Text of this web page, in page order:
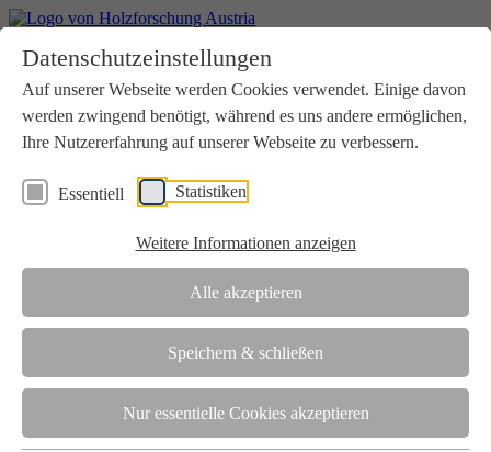
Datenschutzeinstellungen
Auf unserer Webseite werden Cookies verwendet. Einige davon
werden zwingend benötigt, während es uns andere ermöglichen,
Ihre Nutzererfahrung auf unserer Webseite zu verbessern.
Essentiell Statistiken
Weitere Informationen anzeigen
Alle akzeptieren
Speichern & schließen
Nur essentielle Cookies akzeptieren
Aktuelles
Downloads
Kontakt
Login
Verein
Wir unterstützen die Interessen der Holzbranche in enger
Zusammenarbeit mit Wissenschaft und Wirtschaft.
Die Holzforschung Austria ist akkreditierte Prüf-, Inspektions- und
Team
Unsere gesamte Kompetenz ist in unseren Mitarbeiter:innen
gebündelt